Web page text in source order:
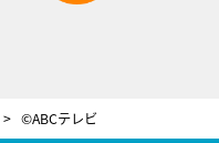
©ABCテレビ